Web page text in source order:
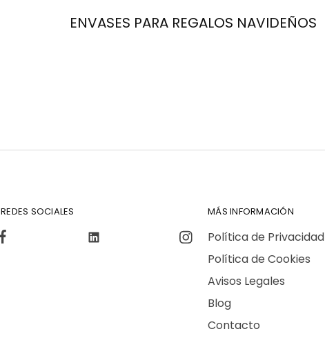
ENVASES PARA REGALOS NAVIDEÑOS
REDES SOCIALES MÁS INFORMACIÓN
Política de Privacidad
Política de Cookies
Avisos Legales
Blog
Contacto